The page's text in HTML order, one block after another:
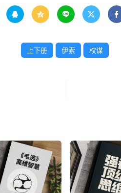
    
上下册 伊索 权谋